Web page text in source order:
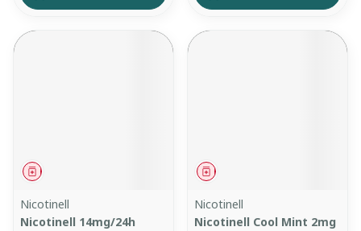
Médicament
Nicotinell
Nicotinell 14mg/24h
Médicament
Nicotinell
Nicotinell Cool Mint 2mg